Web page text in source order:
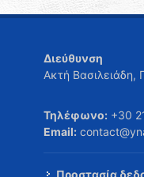
Διεύθυνση
Ακτή
Τηλέφωνο: +30
Email:
Προστασία